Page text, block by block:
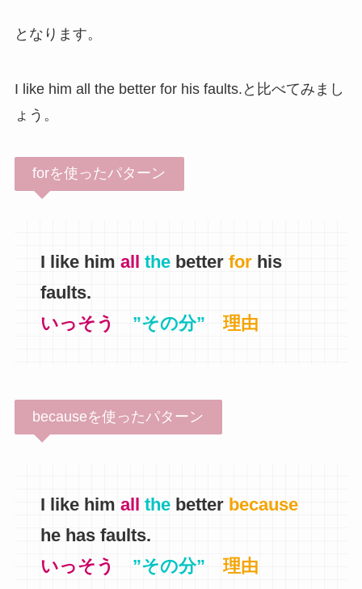
となります。
I like him all the better for his faults.と比べてみまし
ょう。
forを使ったパターン
I like himall the betterfor his
faults.
いっそう
”その分” 理由
becauseを使ったパターン
I like himall the better because
he has faults.
いっそう
”その分” 理由